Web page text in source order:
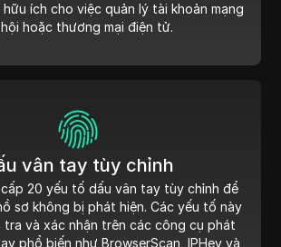
ích cho việc quản lý tài khoản mạng
hoặc thương mại điện tử.
vân tay tùy chỉnh
20 yếu tố dấu vân tay tùy chỉnh để
sơ không bị phát hiện. Các yếu tố này
tra và xác nhận trên các công cụ phát
phổ biến như BrowserScan, IPHey và